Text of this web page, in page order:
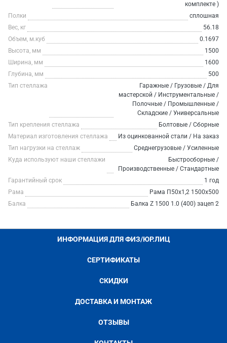
комплекте )
Полки
сплошная
Вес, кг
56.18
Объем, м.куб
0.1697
Высота, мм
1500
Ширина, мм
1600
Глубина, мм
500
Тип стеллажа
Гаражные / Грузовые / Для
мастерской / Инструментальные /
Полочные / Промышленные /
Складские / Универсальные
Тип крепления стеллажа
Болтовые / Сборные
Материал изготовления стеллажа
Из оцинкованной стали / На заказ
Тип нагрузки на стеллаж
Среднегрузовые / Усиленные
Куда используют наши стеллажи
Быстросборные /
Производственные / Стандартные
Гарантийный срок
1 год
Рама
Рама П50х1,2 1500х500
Балка
Балка Z 1500 1.0 (400) зацеп 2
ИНФОРМАЦИЯ ДЛЯ ФИЗ/ЮР.ЛИЦ
СЕРТИФИКАТЫ
СКИДКИ
ДОСТАВКА И МОНТАЖ
ОТЗЫВЫ